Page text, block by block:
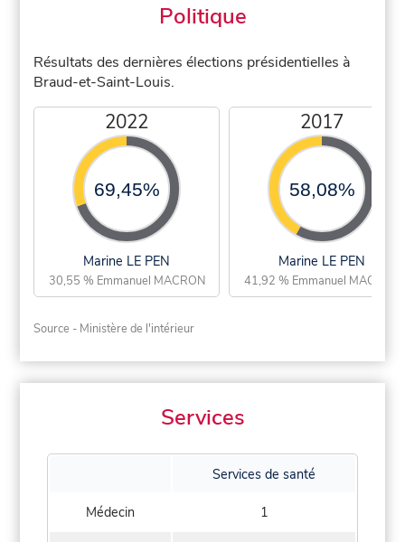
Politique
Résultats des dernières élections présidentielles à
Braud-et-Saint-Louis.
2022
69,45%
Marine LE PEN
30,55 % Emmanuel MACRON
2017
58,08%
Marine LE PEN
41,92 % Emmanuel MACRON
Source - Ministère de l'intérieur
Services
Services de santé
Médecin 1